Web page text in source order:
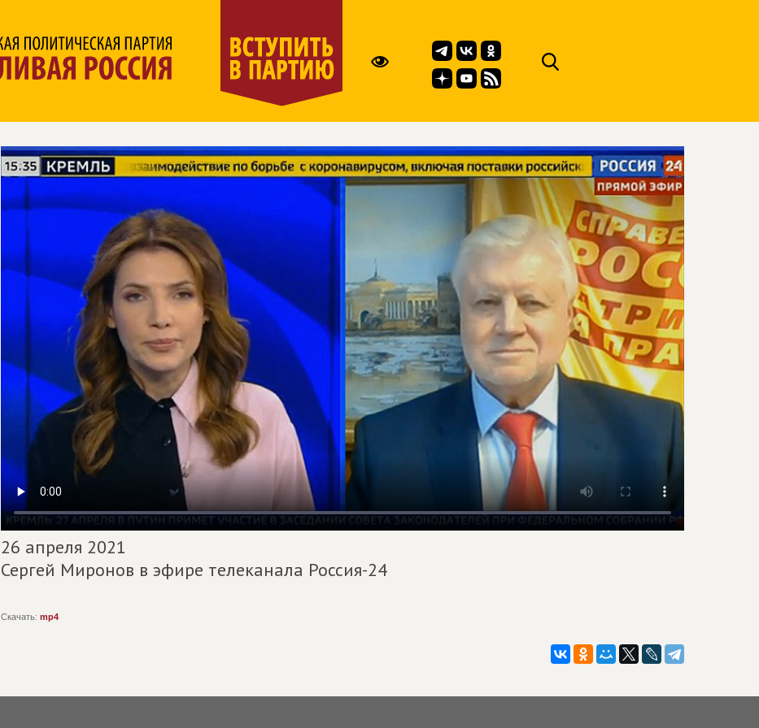
26 апреля 2021
Сергей Миронов в эфире телеканала Россия-24
Скачать: mp4